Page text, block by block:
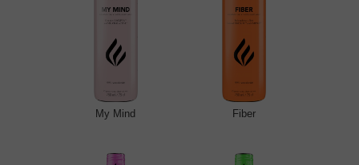
My Mind Fiber